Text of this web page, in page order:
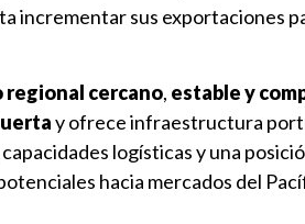
incrementar sus exportaciones
regional cercano, estable y
y ofrece infraestructura
logísticas y una
hacia mercados del